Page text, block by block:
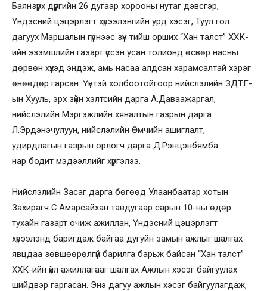
Баянзүрх дүүргийн 26 дугаар хорооны нутаг дэвсгэр,
Үндэсний цэцэрлэгт хүрээлэнгийн урд хэсэг, Туул гол
дагуух Маршалын гүүрнээс зүүн тийш орших “Хан талст” ХХК-
ийн эзэмшлийн газарт үүссэн усан толионд өсвөр насны
дөрвөн хүүхэд эндэж, амь насаа алдсан харамсалтай хэрэг
өнөөдөр гарсан. Үүнтэй холбоотойгоор нийслэлийн ЗДТГ-
ын Хууль, эрх зүйн хэлтсийн дарга А.Даваажаргал,
нийслэлийн Мэргэжлийн хяналтын газрын дарга
Л.Эрдэнэчулуун, нийслэлийн Өмчийн ашиглалт,
удирдлагын газрын орлогч дарга Д.Рэнцэнбямба
нар бодит мэдээллийг хүргэлээ.
Нийслэлийн Засаг дарга бөгөөд Улаанбаатар хотын
Захирагч С.Амарсайхан тавдугаар сарын 10-ны өдөр
тухайн газарт очиж ажиллан, Үндэсний цэцэрлэгт
хүрээлэнд баригдаж байгаа дугуйн замын ажлыг шалгах
явцдаа зөвшөөрөлгүй барилга барьж байсан “Хан талст”
ХХК-ийн үйл ажиллагааг шалгах Ажлын хэсэг байгуулах
шийдвэр гаргасан. Энэ дагуу ажлын хэсэг байгуулагдаж,